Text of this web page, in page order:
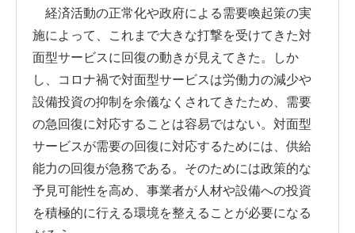
経済活動の正常化や政府による需要喚起策の実
施によって、これまで大きな打撃を受けてきた対
面型サービスに回復の動きが見えてきた。しか
し、コロナ禍で対面型サービスは労働力の減少や
設備投資の抑制を余儀なくされてきたため、需要
の急回復に対応することは容易ではない。対面型
サービスが需要の回復に対応するためには、供給
能力の回復が急務である。そのためには政策的な
予見可能性を高め、事業者が人材や設備への投資
を積極的に行える環境を整えることが必要になる